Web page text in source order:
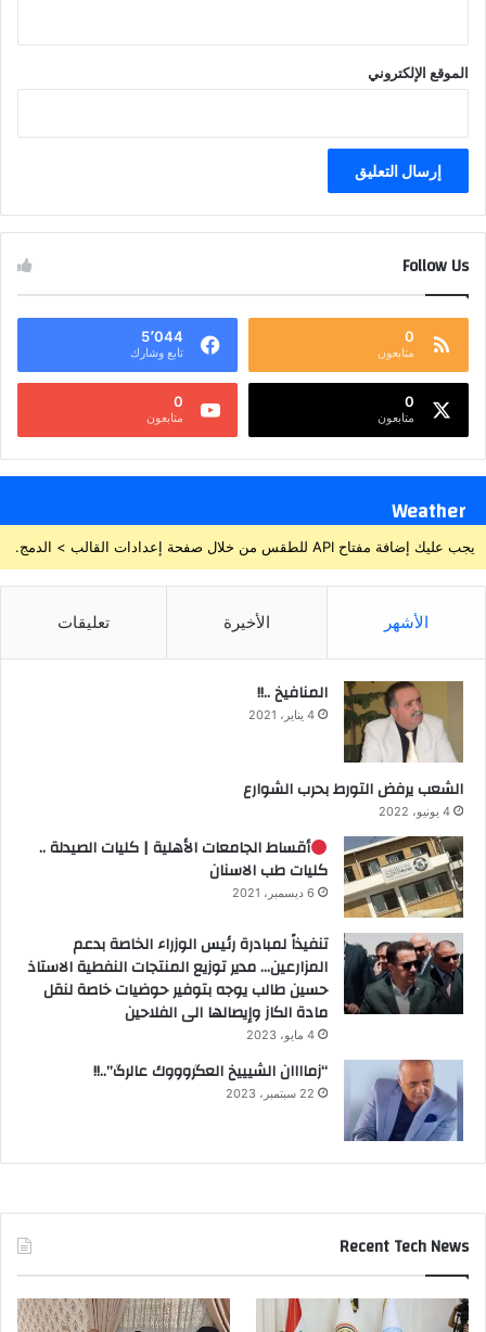
الموقع الإلكتروني
Follow Us
0
متابعون
5٬044
تابع وشارك
0
متابعون
0
متابعون
Weather
يجب عليك إضافة مفتاح API للطقس من خلال صفحة إعدادات القالب > الدمج.
الأشهر الأخيرة تعليقات
المنافيخ ..!!
4 يناير، 2021
الشعب يرفض التورط بحرب الشوارع
4 يونيو، 2022
أقساط الجامعات الأهلية | كليات الصيدلة ..
كليات طب الاسنان
6 ديسمبر، 2021
تنفيذاً لمبادرة رئيس الوزراء الخاصة بدعم
المزارعين… مدير توزيع المنتجات النفطية الاستاذ
حسين طالب يوجه بتوفير حوضيات خاصة لنقل
مادة الكاز وإيصالها الى الفلاحين
4 مايو، 2023
“زماااان الشيييخ العگروووك عالرگ”..!!
22 سبتمبر، 2023
Recent Tech News